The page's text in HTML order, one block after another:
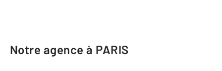
Notre agence à PARIS